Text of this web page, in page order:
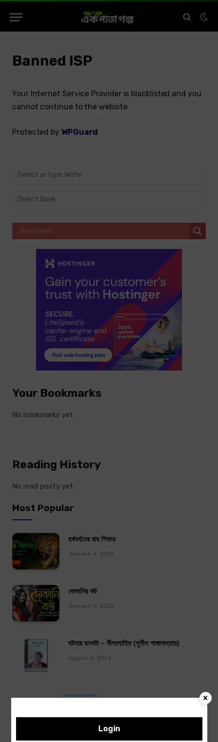
Banned ISP
Your Internet Service Provider is blacklisted and you
cannot continue to the website
Protected by WPGuard
Your Bookmarks
No bookmarks yet.
Reading History
No read posts yet.
Most Popular
হর্ষবর্ধনের বাঘ শিকার
January 4, 2025
দোকানির বউ
January 5, 2025
ঘটনার ঘনঘটা – নীললোহিত (সুনীল গঙ্গোপাধ্যায়)
August 5, 2026
Login